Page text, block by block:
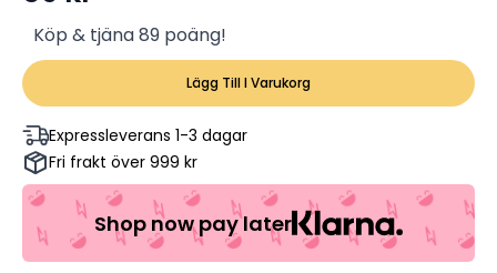
Köp & tjäna 89 poäng!
Lägg Till I Varukorg
Expressleverans 1-3 dagar
Fri frakt över 999 kr
Shop now pay later